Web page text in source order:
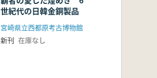
世紀代の日韓金銅製品
宮崎県立西都原考古博物館
新刊 在庫なし